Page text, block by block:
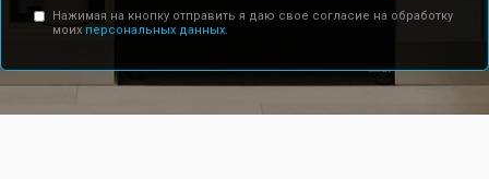
Нажимая на кнопку отправить я даю свое согласие на обработку
моих персональных данных.